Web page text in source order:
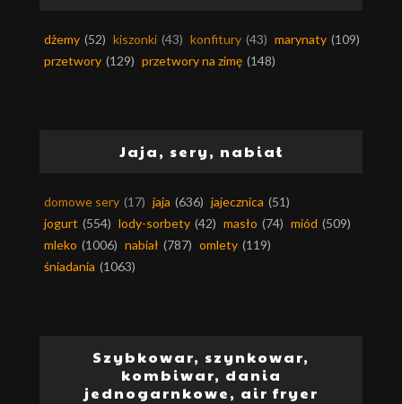
dżemy (52) kiszonki (43) konfitury (43) marynaty (109)
przetwory (129) przetwory na zimę (148)
Jaja, sery, nabiał
domowe sery (17) jaja (636) jajecznica (51)
jogurt (554) lody-sorbety (42) masło (74) miód (509)
mleko (1006) nabiał (787) omlety (119)
śniadania (1063)
Szybkowar, szynkowar,
kombiwar, dania
jednogarnkowe, air fryer